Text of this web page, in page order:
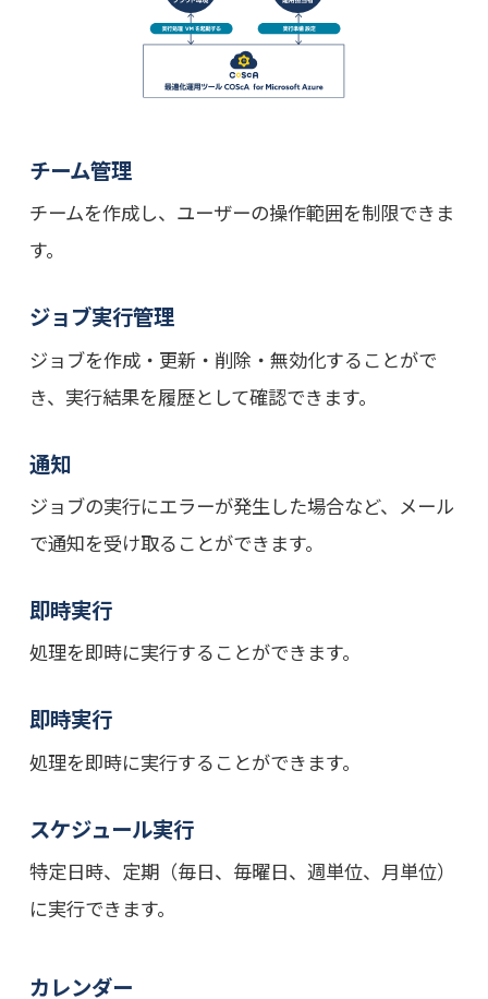
チーム管理
チームを作成し、ユーザーの操作範囲を制限できま
す。
ジョブ実行管理
ジョブを作成・更新・削除・無効化することがで
き、実行結果を履歴として確認できます。
通知
ジョブの実行にエラーが発生した場合など、メール
で通知を受け取ることができます。
即時実行
処理を即時に実行することができます。
即時実行
処理を即時に実行することができます。
スケジュール実行
特定日時、定期（毎日、毎曜日、週単位、月単位）
に実行できます。
カレンダー